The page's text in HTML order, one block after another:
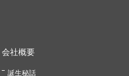
会社概要
誕生秘話